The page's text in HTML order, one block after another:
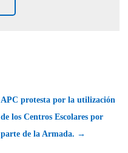
APC protesta por la utilización
de los Centros Escolares por
parte de la Armada. →